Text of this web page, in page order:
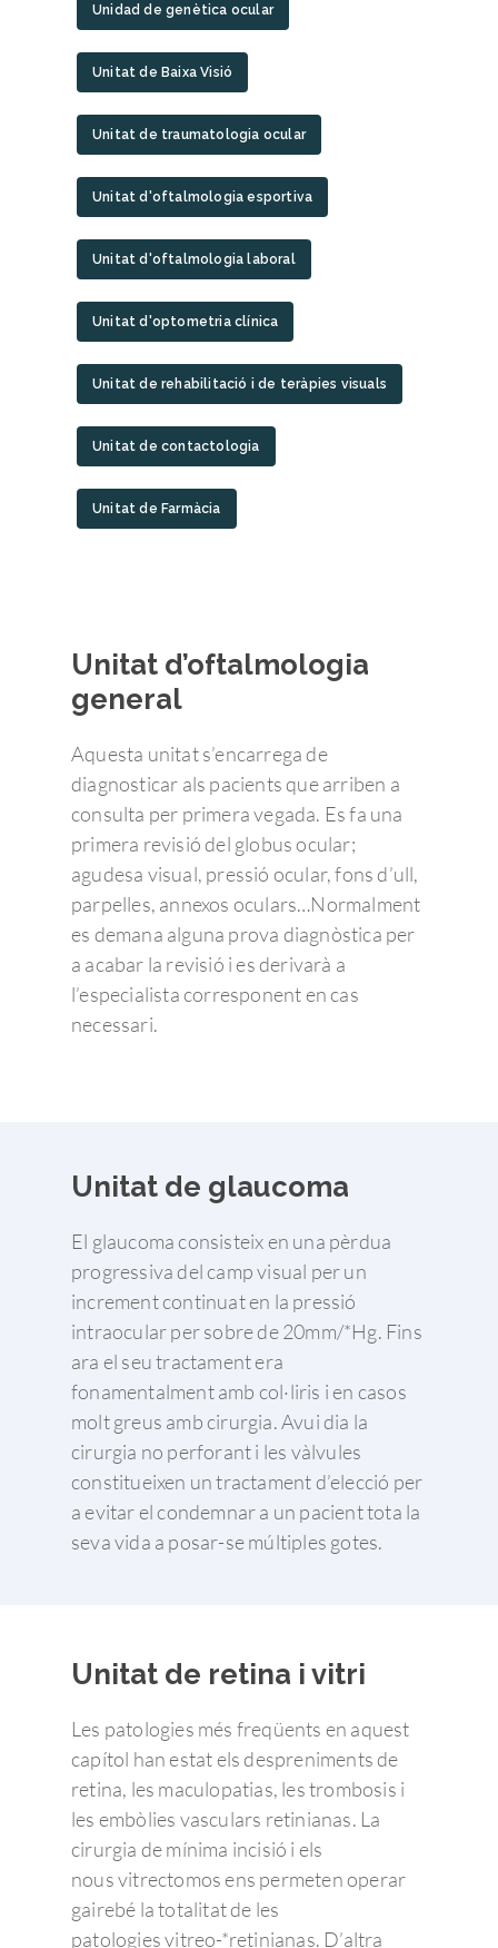
Unidad de genètica ocular
Unitat de Baixa Visió
Unitat de traumatologia ocular
Unitat d'oftalmologia esportiva
Unitat d'oftalmologia laboral
Unitat d'optometria clínica
Unitat de rehabilitació i de teràpies visuals
Unitat de contactologia
Unitat de Farmàcia
Unitat d’oftalmologia
general
Aquesta unitat s’encarrega de
diagnosticar als pacients que arriben a
consulta per primera vegada. Es fa una
primera revisió del globus ocular;
agudesa visual, pressió ocular, fons d’ull,
parpelles, annexos oculars…Normalment
es demana alguna prova diagnòstica per
a acabar la revisió i es derivarà a
l’especialista corresponent en cas
necessari.
Unitat de glaucoma
El glaucoma consisteix en una pèrdua
progressiva del camp visual per un
increment continuat en la pressió
intraocular per sobre de 20mm/*Hg. Fins
ara el seu tractament era
fonamentalment amb col·liris i en casos
molt greus amb cirurgia. Avui dia la
cirurgia no perforant i les vàlvules
constitueixen un tractament d’elecció per
a evitar el condemnar a un pacient tota la
seva vida a posar-se múltiples gotes.
Unitat de retina i vitri
Les patologies més freqüents en aquest
capítol han estat els despreniments de
retina, les maculopatias, les trombosis i
les embòlies vasculars retinianas. La
cirurgia de mínima incisió i els
nous vitrectomos ens permeten operar
gairebé la totalitat de les
patologies vitreo-*retinianas. D’altra